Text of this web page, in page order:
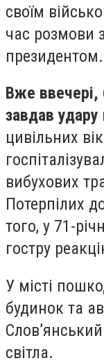
своїм
час розмови
президентом.
Вже ввечері,
завдав удару
цивільних
вибухових
Потерпілих
того, у 71-
гостру
У місті
будинок та
світла.